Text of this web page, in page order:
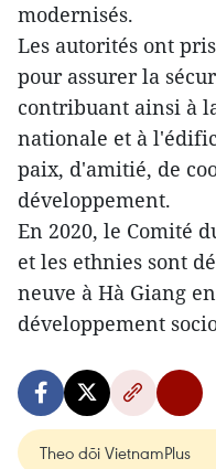
modernisés.
Les autorités ont
pour assurer la
contribuant ainsi à
nationale et à
paix, d'amitié, de
développement.
En 2020, le Comité
et les ethnies sont
neuve à Hà Giang
développement
Theo dõi VietnamPlus